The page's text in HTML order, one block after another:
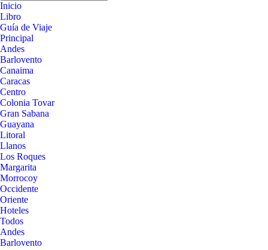
Inicio
Libro
Guía de Viaje
Principal
Andes
Barlovento
Canaima
Caracas
Centro
Colonia Tovar
Gran Sabana
Guayana
Litoral
Llanos
Los Roques
Margarita
Morrocoy
Occidente
Oriente
Hoteles
Todos
Andes
Barlovento